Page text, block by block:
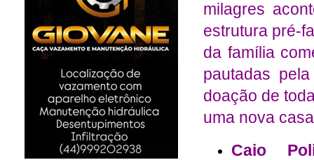
milagres
estrutura pré-
da família
pautadas
doação de
uma nova
Caio